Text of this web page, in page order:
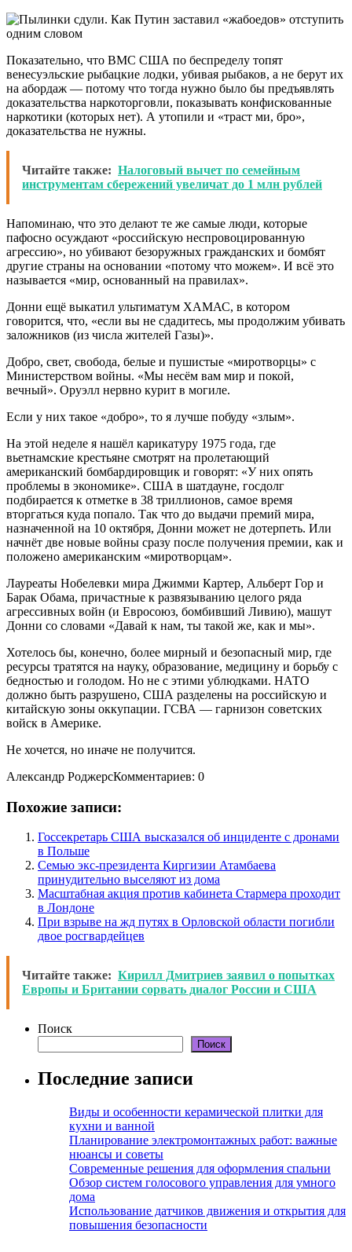
Показательно, что ВМС США по беспределу топят
венесуэльские рыбацкие лодки, убивая рыбаков, а не берут их
на абордаж — потому что тогда нужно было бы предъявлять
доказательства наркоторговли, показывать конфискованные
наркотики (которых нет). А утопили и «траст ми, бро»,
доказательства не нужны.
Читайте также: Налоговый вычет по семейным
инструментам сбережений увеличат до 1 млн рублей
Напоминаю, что это делают те же самые люди, которые
пафосно осуждают «российскую неспровоцированную
агрессию», но убивают безоружных гражданских и бомбят
другие страны на основании «потому что можем». И всё это
называется «мир, основанный на правилах».
Донни ещё выкатил ультиматум ХАМАС, в котором
говорится, что, «если вы не сдадитесь, мы продолжим убивать
заложников (из числа жителей Газы)».
Добро, свет, свобода, белые и пушистые «миротворцы» с
Министерством войны. «Мы несём вам мир и покой,
вечный». Оруэлл нервно курит в могиле.
Если у них такое «добро», то я лучше побуду «злым».
На этой неделе я нашёл карикатуру 1975 года, где
вьетнамские крестьяне смотрят на пролетающий
американский бомбардировщик и говорят: «У них опять
проблемы в экономике». США в шатдауне, госдолг
подбирается к отметке в 38 триллионов, самое время
вторгаться куда попало. Так что до выдачи премий мира,
назначенной на 10 октября, Донни может не дотерпеть. Или
начнёт две новые войны сразу после получения премии, как и
положено американским «миротворцам».
Лауреаты Нобелевки мира Джимми Картер, Альберт Гор и
Барак Обама, причастные к развязыванию целого ряда
агрессивных войн (и Евросоюз, бомбивший Ливию), машут
Донни со словами «Давай к нам, ты такой же, как и мы».
Хотелось бы, конечно, более мирный и безопасный мир, где
ресурсы тратятся на науку, образование, медицину и борьбу с
бедностью и голодом. Но не с этими ублюдками. НАТО
должно быть разрушено, США разделены на российскую и
китайскую зоны оккупации. ГСВА — гарнизон советских
войск в Америке.
Не хочется, но иначе не получится.
Александр РоджерсКомментариев: 0
Похожие записи:
Госсекретарь США высказался об инциденте с дронами
в Польше
Семью экс-президента Киргизии Атамбаева
принудительно выселяют из дома
Масштабная акция против кабинета Стармера проходит
в Лондоне
При взрыве на жд путях в Орловской области погибли
двое росгвардейцев
Читайте также: Кирилл Дмитриев заявил о попытках
Европы и Британии сорвать диалог России и США
Поиск
Поиск
Последние записи
Виды и особенности керамической плитки для
кухни и ванной
Планирование электромонтажных работ: важные
нюансы и советы
Современные решения для оформления спальни
Обзор систем голосового управления для умного
дома
Использование датчиков движения и открытия для
повышения безопасности